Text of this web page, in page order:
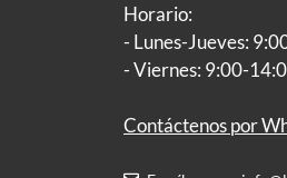
Horario:
- Lunes-Jueves:
- Viernes: 9:00-
Contáctenos por